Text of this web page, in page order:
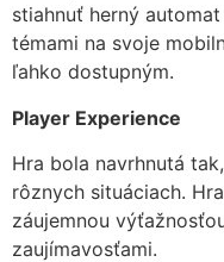
stiahnuť herný
témami na svoje
ľahko dostupným.
Player Experience
Hra bola navrhnutá
rôznych situáciach.
záujemnou
zaujímavosťami.